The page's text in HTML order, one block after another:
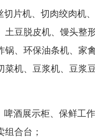
片机、切肉绞肉机
豆脱皮机、馒头
、环保油条机、
机、豆浆机、豆
酒展示柜、保鲜工
合台；